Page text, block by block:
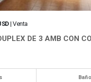
| Venta
DE 3 AMB CON